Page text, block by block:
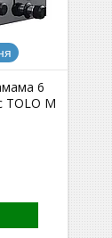
6
TOLO M